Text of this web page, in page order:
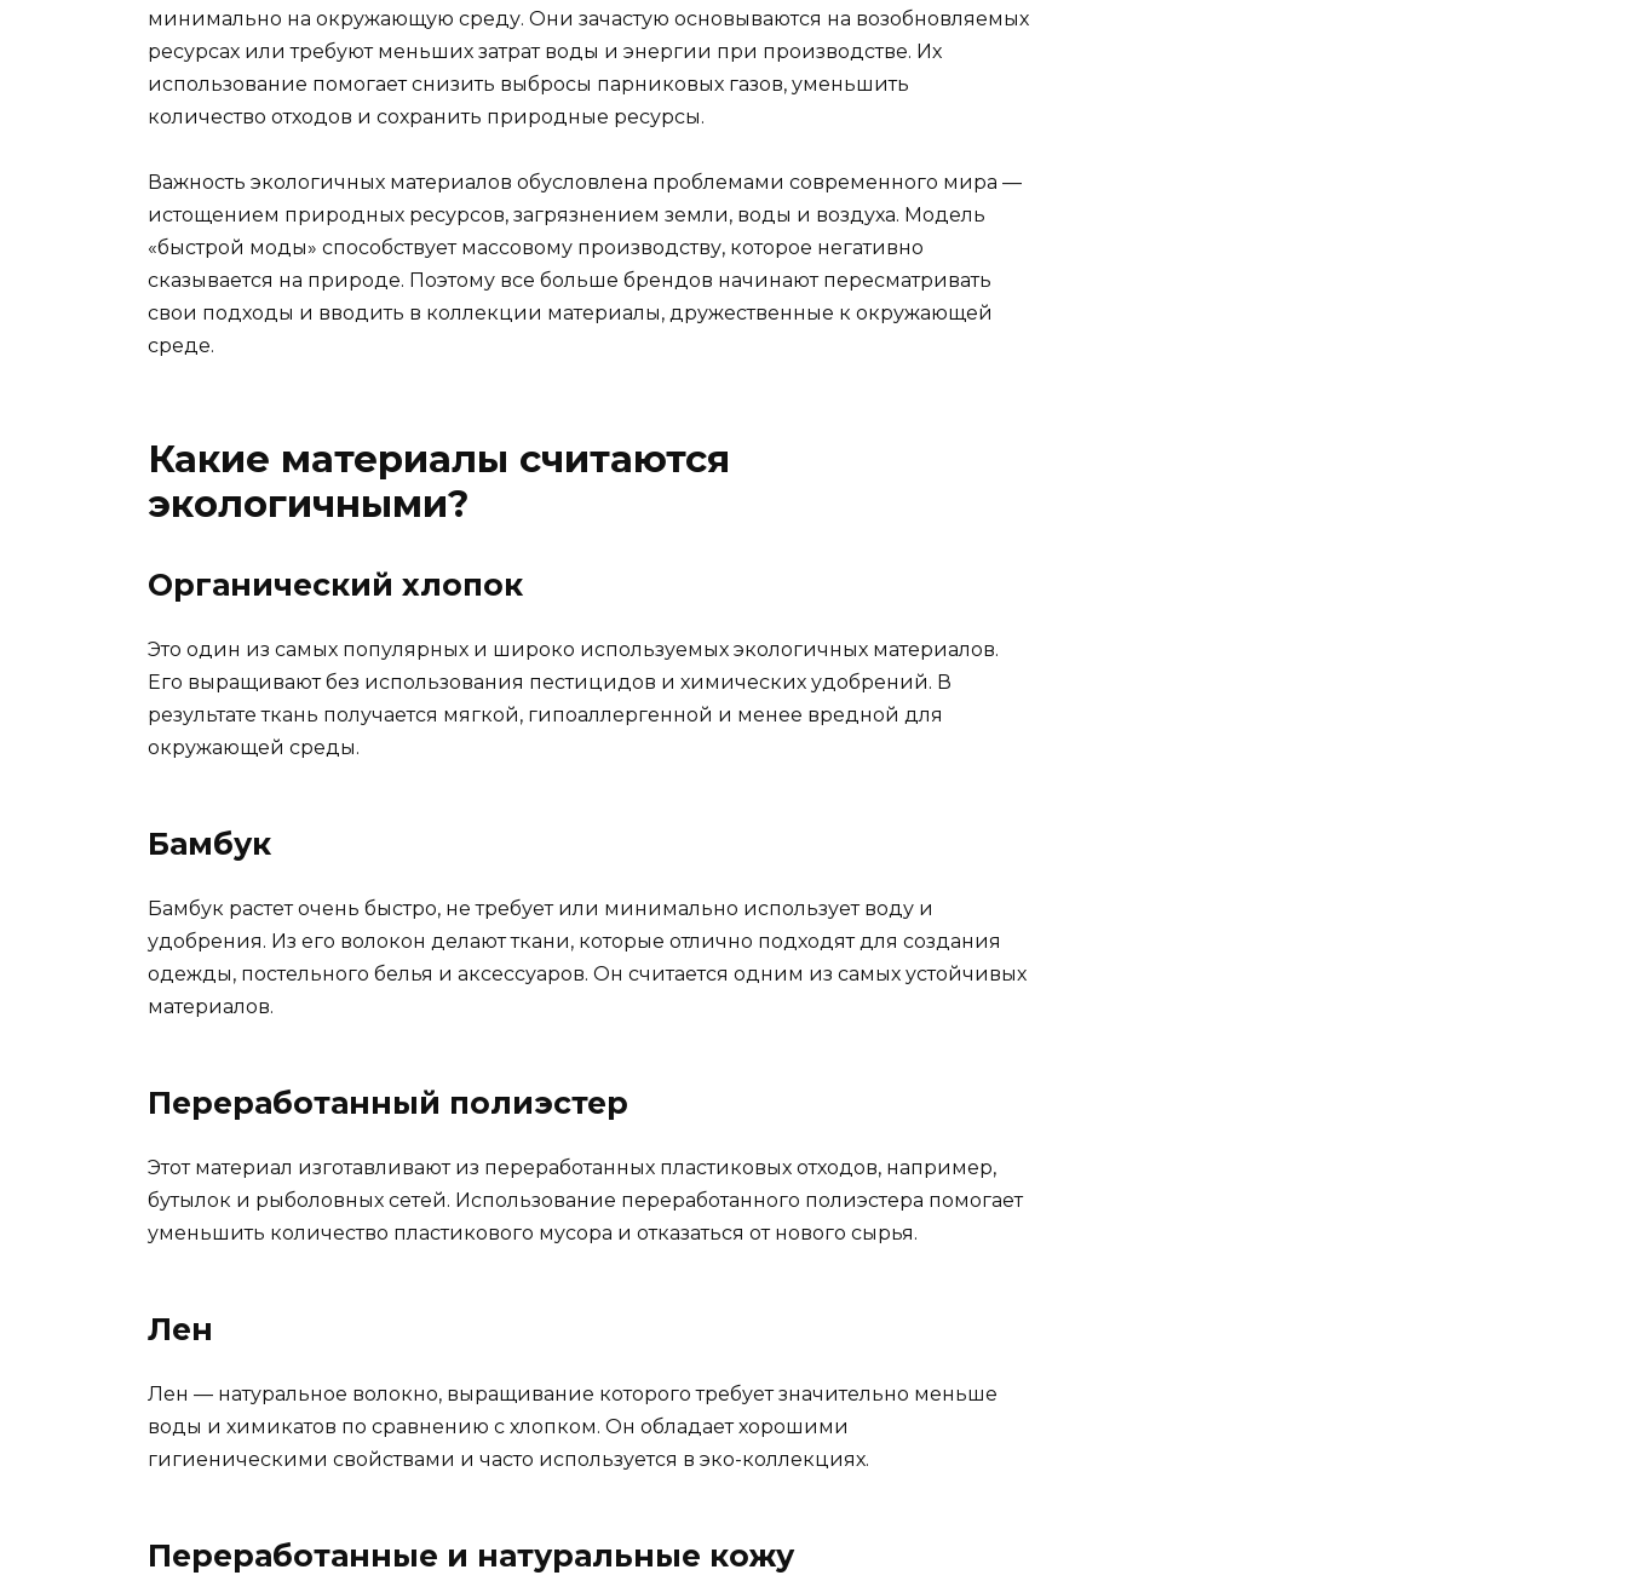
минимально на окружающую среду. Они зачастую основываются на возобновляемых
ресурсах или требуют меньших затрат воды и энергии при производстве. Их
использование помогает снизить выбросы парниковых газов, уменьшить
количество отходов и сохранить природные ресурсы.
Важность экологичных материалов обусловлена проблемами современного мира —
истощением природных ресурсов, загрязнением земли, воды и воздуха. Модель
«быстрой моды» способствует массовому производству, которое негативно
сказывается на природе. Поэтому все больше брендов начинают пересматривать
свои подходы и вводить в коллекции материалы, дружественные к окружающей
среде.
Какие материалы считаются
экологичными?
Органический хлопок
Это один из самых популярных и широко используемых экологичных материалов.
Его выращивают без использования пестицидов и химических удобрений. В
результате ткань получается мягкой, гипоаллергенной и менее вредной для
окружающей среды.
Бамбук
Бамбук растет очень быстро, не требует или минимально использует воду и
удобрения. Из его волокон делают ткани, которые отлично подходят для создания
одежды, постельного белья и аксессуаров. Он считается одним из самых устойчивых
материалов.
Переработанный полиэстер
Этот материал изготавливают из переработанных пластиковых отходов, например,
бутылок и рыболовных сетей. Использование переработанного полиэстера помогает
уменьшить количество пластикового мусора и отказаться от нового сырья.
Лен
Лен — натуральное волокно, выращивание которого требует значительно меньше
воды и химикатов по сравнению с хлопком. Он обладает хорошими
гигиеническими свойствами и часто используется в эко-коллекциях.
Переработанные и натуральные кожу